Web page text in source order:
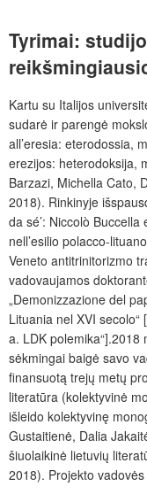
Tyrimai:
Kartu su Italijos
sudarė ir parengė
all’eresia: eterodossia,
erezijos: heterodoksija,
Barzazi, Michella Cato,
2018). Rinkinyje
da sé’: Niccolò
nell’esilio polacco-
Veneto antitrinitorizmo
vadovaujamos
„Demonizzazione del
Lituania nel XVI
a. LDK
sėkmingai baigė savo
finansuotą trejų metų
literatūra (kolektyvinė
išleido kolektyvinę
Gustaitienė, Dalia
šiuolaikinė lietuvių
2018). Projekto